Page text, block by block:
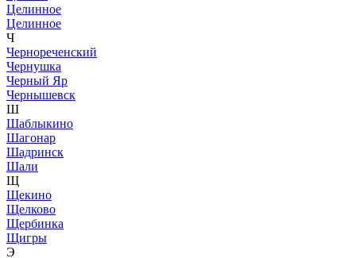
Целинное
Целинное
Ч
Чернореченский
Чернушка
Черный Яр
Чернышевск
Ш
Шаблыкино
Шагонар
Шадринск
Шали
Щ
Щекино
Щелково
Щербинка
Щигры
Э